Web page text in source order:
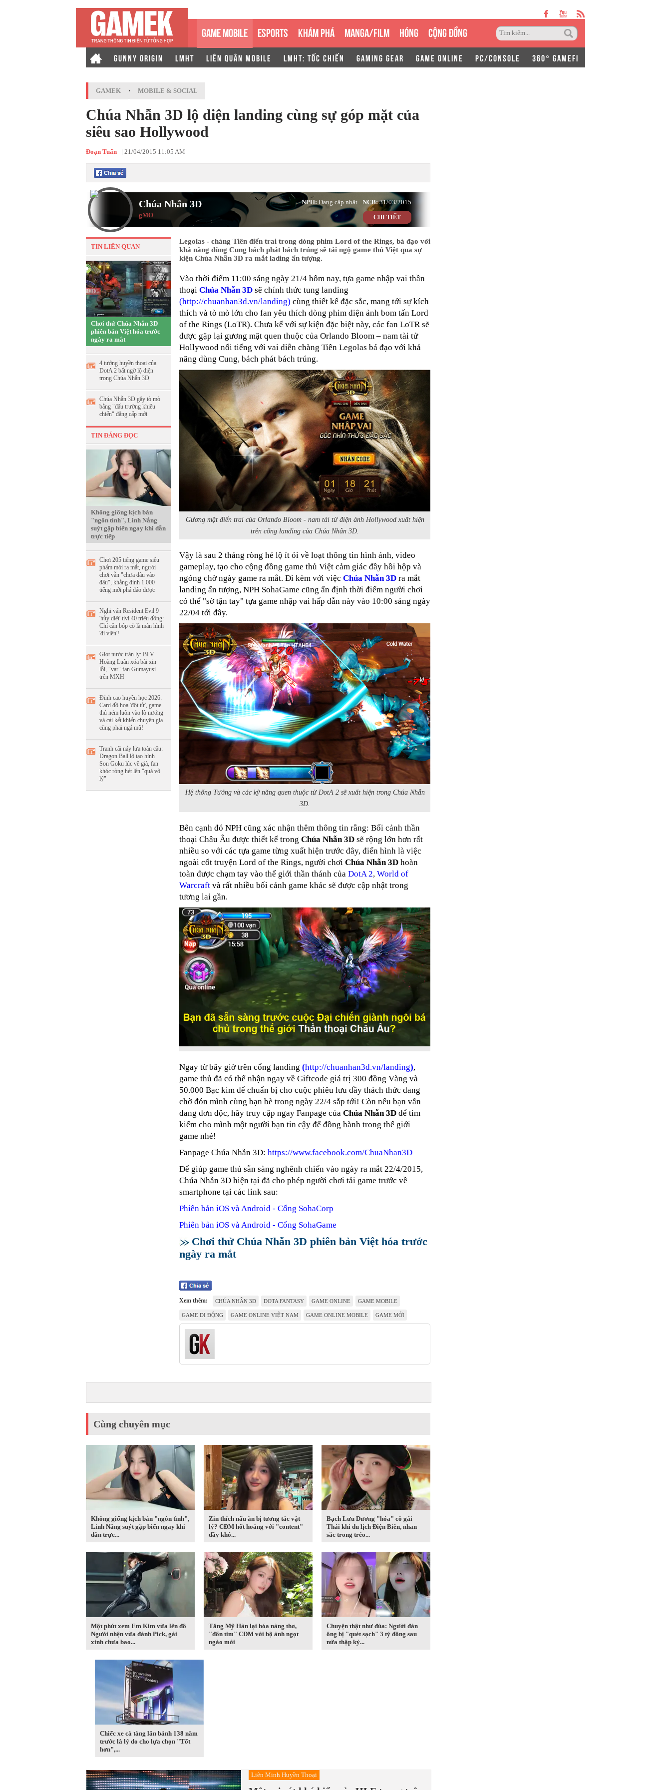
GAME MOBILE ESPORTS KHÁM PHÁ MANGA/FILM HÓNG CỘNG ĐỒNG
GUNNY ORIGIN LMHT LIÊN QUÂN MOBILE LMHT: TỐC CHIẾN GAMING GEAR GAME ONLINE PC/CONSOLE 360° GAMEFI
GAMEK › MOBILE & SOCIAL
Chúa Nhẫn 3D lộ diện landing cùng sự góp mặt của
siêu sao Hollywood
Đoạn Tuấn | 21/04/2015 11:05 AM
Chúa Nhẫn 3D
gMO
31/03/2015
NCB:
Đang cập nhật
NPH:
CHI TIẾT
TIN LIÊN QUAN
Chơi thử Chúa Nhẫn 3D
phiên bản Việt hóa trước
ngày ra mắt
4 tướng huyền thoại của
DotA 2 bất ngờ lộ diện
trong Chúa Nhẫn 3D
Chúa Nhẫn 3D gây tò mò
bằng "đấu trường khiêu
chiến" đẳng cấp mới
TIN ĐÁNG ĐỌC
Không giống kịch bản
"ngôn tình", Linh Nắng
suýt gặp biến ngay khi dẫn
trực tiếp
Chơi 205 tiếng game siêu
phẩm mới ra mắt, người
chơi vẫn "chưa đâu vào
đâu", khẳng định 1.000
tiếng mới phá đảo được
Nghi vấn Resident Evil 9
'hủy diệt' tivi 40 triệu đồng:
Chỉ cần bóp cò là màn hình
'đi viện'!
Giọt nước tràn ly: BLV
Hoàng Luân xóa bài xin
lỗi, "var" fan Gumayusi
trên MXH
Đỉnh cao huyền học 2026:
Card đồ họa 'đột tử', game
thủ ném luôn vào lò nướng
và cái kết khiến chuyên gia
cũng phải ngả mũ!
Tranh cãi nảy lửa toàn cầu:
Dragon Ball lộ tạo hình
Son Goku lúc về già, fan
khóc ròng hét lên "quá vô
lý"
Legolas - chàng Tiên điển trai trong dòng phim Lord of the Rings, bá đạo với
khả năng dùng Cung bách phát bách trúng sẽ tái ngộ game thủ Việt qua sự
kiện Chúa Nhẫn 3D ra mắt lading ấn tượng.
Vào thời điểm 11:00 sáng ngày 21/4 hôm nay, tựa game nhập vai thần
thoại Chúa Nhẫn 3D sẽ chính thức tung landing
(http://chuanhan3d.vn/landing) cùng thiết kế đặc sắc, mang tới sự kích
thích và tò mò lớn cho fan yêu thích dòng phim điện ảnh bom tấn Lord
of the Rings (LoTR). Chưa kể với sự kiện đặc biệt này, các fan LoTR sẽ
được gặp lại gương mặt quen thuộc của Orlando Bloom – nam tài tử
Hollywood nổi tiếng với vai diễn chàng Tiên Legolas bá đạo với khả
năng dùng Cung, bách phát bách trúng.
Gương mặt điển trai của Orlando Bloom - nam tài tử điện ảnh Hollywood xuất hiện
trên cổng landing của Chúa Nhẫn 3D.
Vậy là sau 2 tháng ròng hé lộ ít ỏi về loạt thông tin hình ảnh, video
gameplay, tạo cho cộng đồng game thủ Việt cảm giác đầy hồi hộp và
ngóng chờ ngày game ra mắt. Đi kèm với việc Chúa Nhẫn 3D ra mắt
landing ấn tượng, NPH SohaGame cũng ấn định thời điểm người chơi
có thể "sờ tận tay" tựa game nhập vai hấp dẫn này vào 10:00 sáng ngày
22/04 tới đây.
Hệ thống Tướng và các kỹ năng quen thuộc từ DotA 2 sẽ xuất hiện trong Chúa Nhẫn
3D.
Bên cạnh đó NPH cũng xác nhận thêm thông tin rằng: Bối cảnh thần
thoại Châu Âu được thiết kế trong Chúa Nhẫn 3D sẽ rộng lớn hơn rất
nhiều so với các tựa game từng xuất hiện trước đây, điển hình là việc
ngoài cốt truyện Lord of the Rings, người chơi Chúa Nhẫn 3D hoàn
toàn được chạm tay vào thế giới thần thánh của DotA 2, World of
Warcraft và rất nhiều bối cảnh game khác sẽ được cập nhật trong
tương lai gần.
Ngay từ bây giờ trên cổng landing (http://chuanhan3d.vn/landing),
game thủ đã có thể nhận ngay về Giftcode giá trị 300 đồng Vàng và
50.000 Bạc kim để chuẩn bị cho cuộc phiêu lưu đầy thách thức đang
chờ đón mình cùng bạn bè trong ngày 22/4 sắp tới! Còn nếu bạn vẫn
đang đơn độc, hãy truy cập ngay Fanpage của Chúa Nhẫn 3D để tìm
kiếm cho mình một người bạn tin cậy để đồng hành trong thế giới
game nhé!
Fanpage Chúa Nhẫn 3D: https://www.facebook.com/ChuaNhan3D
Để giúp game thủ sẵn sàng nghênh chiến vào ngày ra mắt 22/4/2015,
Chúa Nhẫn 3D hiện tại đã cho phép người chơi tải game trước về
smartphone tại các link sau:
Phiên bản iOS và Android - Cổng SohaCorp
Phiên bản iOS và Android - Cổng SohaGame
Chơi thử Chúa Nhẫn 3D phiên bản Việt hóa trước
ngày ra mắt
Xem thêm: CHÚA NHẪN 3D DOTA FANTASY GAME ONLINE GAME MOBILE
GAME DI ĐỘNG GAME ONLINE VIỆT NAM GAME ONLINE MOBILE GAME MỚI
Cùng chuyên mục
Không giống kịch bản "ngôn tình",
Linh Nắng suýt gặp biến ngay khi
dẫn trực...
Zin thích nấu ăn bị tương tác vật
lý? CĐM hốt hoảng với "content"
đầy khó...
Bạch Lưu Dương "hóa" cô gái
Thái khi du lịch Điện Biên, nhan
sắc trong trẻo...
Một phút xem Em Kim vừa lên đồ
Người nhện vừa đánh Pick, gái
xinh chưa bao...
Tăng Mỹ Hàn lại hóa nàng thơ,
"đốn tim" CĐM với bộ ảnh ngọt
ngào mới
Chuyện thật như đùa: Người đàn
ông bị "quét sạch" 3 tỷ đồng sau
nửa thập kỷ...
Chiếc xe cà tàng lăn bánh 138 năm
trước là lý do cho lựa chọn "Tốt
hơn",...
Liên Minh Huyền Thoại